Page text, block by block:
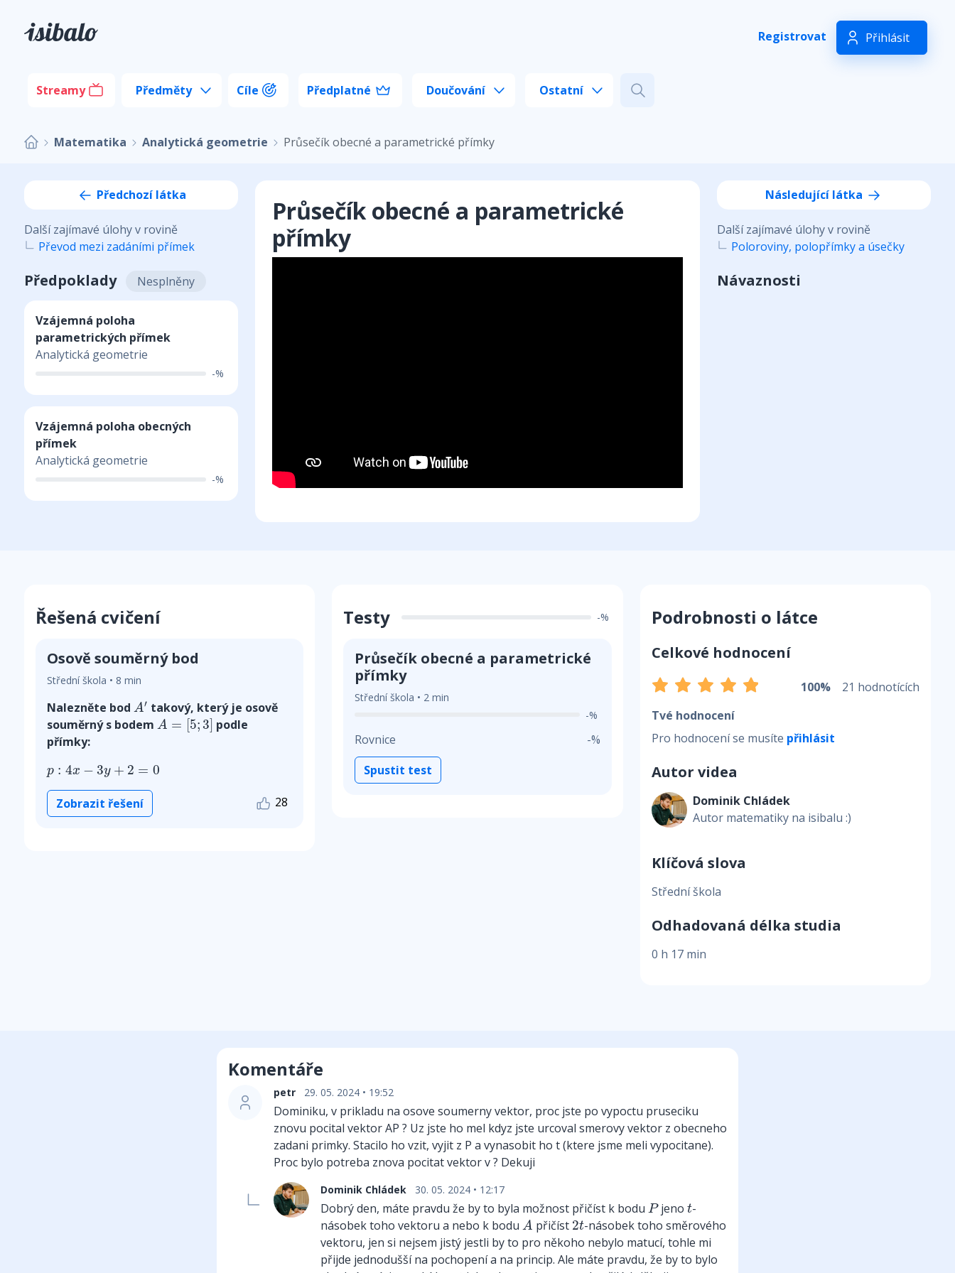
Registrovat Přihlásit
Streamy Předměty Cíle Předplatné Doučování Ostatní
Matematika Analytická geometrie Průsečík obecné a parametrické přímky
Předchozí látka
Další zajímavé úlohy v rovině
Převod mezi zadáními přímek
Předpoklady Nesplněny
Vzájemná poloha
parametrických přímek
Analytická geometrie
-%
Vzájemná poloha obecných
přímek
Analytická geometrie
-%
Průsečík obecné a parametrické
přímky
Následující látka
Další zajímavé úlohy v rovině
Poloroviny, polopřímky a úsečky
Návaznosti
Řešená cvičení
Osově souměrný bod
Střední škola • 8 min
Nalezněte bod A′
A′ takový, který je osově
souměrný s bodem A = 5;3
A=[5;3]
podle
přímky:
p : 4x − 3y + 2 = 0
p :4 x− +2 =
Zobrazit řešení 28
Testy -%
Průsečík obecné a parametrické
přímky
Střední škola • 2 min
-%
Rovnice
-%
Spustit test
Podrobnosti o látce
Celkové hodnocení
100%
21 hodnotících
Tvé hodnocení
Pro hodnocení se musíte přihlásit
Autor videa
Dominik Chládek
Autor matematiky na isibalu :)
Klíčová slova
Střední škola
Odhadovaná délka studia
0 h 17 min
Komentáře
petr 29. 05. 2024 • 19:52
Dominiku, v prikladu na osove soumerny vektor, proc jste po vypoctu pruseciku
znovu pocital vektor AP ? Uz jste ho mel kdyz jste urcoval smerovy vektor z obecneho
zadani primky. Stacilo ho vzit, vyjit z P a vynasobit ho t (ktere jsme meli vypocitane).
Proc bylo potreba znova pocitat vektor v ? Dekuji
Dominik Chládek 30. 05. 2024 • 12:17
Dobrý den, máte pravdu že by to byla možnost přičíst k bodu P
Pjeno t
t-
násobek toho vektoru a nebo k bodu A
A přičíst 2t
2t-násobek toho směrového
vektoru, jen si nejsem jistý jestli by to pro někoho nebylo matucí, tohle mi
přijde jednodušší na pochopení a na princip. Ale máte pravdu, že by to bylo